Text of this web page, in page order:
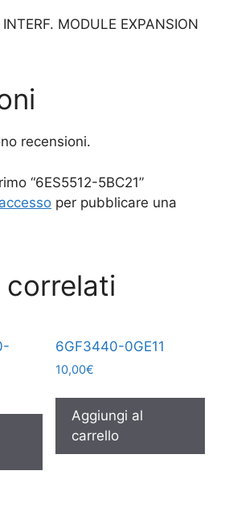
MODULE EXPANSION
recensioni.
“6ES5512-5BC21”
per pubblicare una
6GF3440-0GE11
10,00€
Aggiungi al
carrello